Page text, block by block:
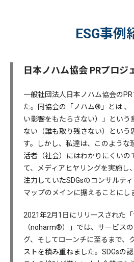
ESG事例
日本ノハム協会 PRプロジ
一般社団法人日本ノハム協会の
た。同協会の「ノハム®︎」とは
い影響をもたらさない）」という
ない（誰も取り残さない）という
す。しかし、私達は、このような
活者（社会）にはわかりにくいの
て、メディアヒヤリングを実施し
注力していたSDGsのコンサルテ
マップのメインに据えることにし
2021年2月1日にリリースされた
（noharm®︎）」では、サービス
グ、そしてローンチに至るまで、
ストを積み重ねました。SDGsの